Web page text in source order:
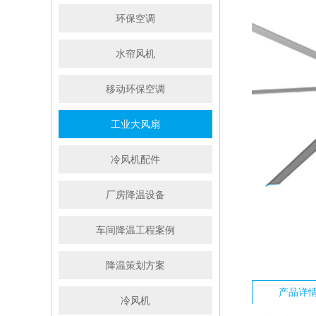
环保空调
水帘风机
移动环保空调
工业大风扇
冷风机配件
厂房降温设备
车间降温工程案例
降温策划方案
冷风机
产品详